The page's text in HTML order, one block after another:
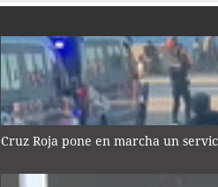
Cruz Roja pone en marcha un